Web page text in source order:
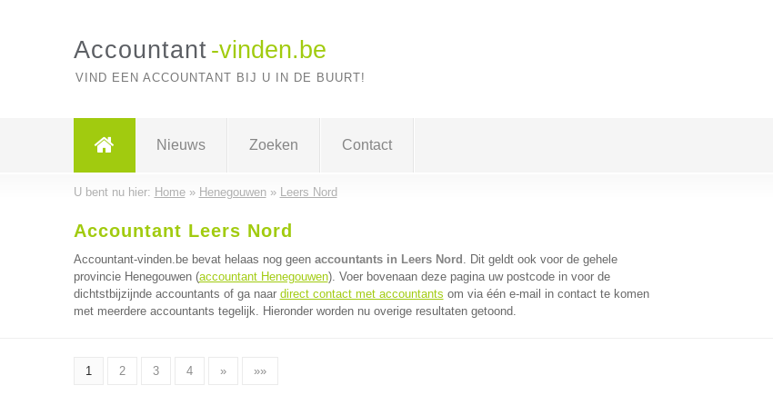
Accountant -vinden.be
VIND EEN ACCOUNTANT BIJ U IN DE BUURT!
Nieuws Zoeken Contact
U bent nu hier: Home» Henegouwen» Leers Nord
Accountant Leers Nord
Accountant-vinden.be bevat helaas nog geen accountants in Leers Nord . Dit geldt ook voor de gehele
provincie Henegouwen (accountant Henegouwen). Voer bovenaan deze pagina uw postcode in voor de
dichtstbijzijnde accountants of ga naar direct contact met accountants om via één e-mail in contact te komen
met meerdere accountants tegelijk. Hieronder worden nu overige resultaten getoond.
1 2 3 4 » »»